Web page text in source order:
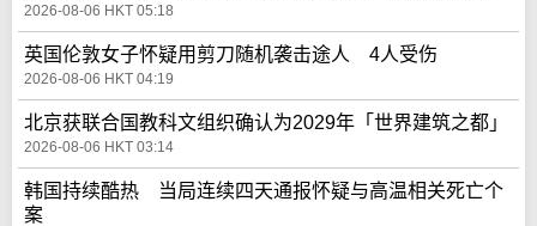
2026-08-06 HKT 05:18
英国伦敦女子怀疑用剪刀随机袭击途人 4人受伤
2026-08-06 HKT 04:19
北京获联合国教科文组织确认为2029年「世界建筑之都」
2026-08-06 HKT 03:14
韩国持续酷热 当局连续四天通报怀疑与高温相关死亡个
案